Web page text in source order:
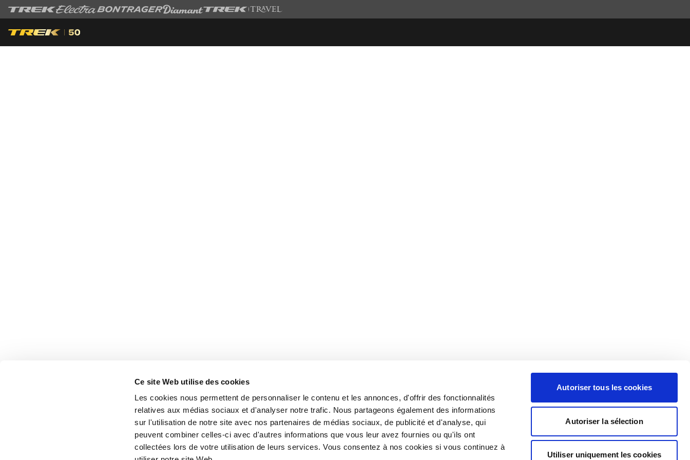
Ce site Web utilise des cookies
Les cookies nous permettent de personnaliser le contenu et les annonces, d'offrir des fonctionnalités
relatives aux médias sociaux et d'analyser notre trafic. Nous partageons également des informations
sur l'utilisation de notre site avec nos partenaires de médias sociaux, de publicité et d'analyse, qui
peuvent combiner celles-ci avec d'autres informations que vous leur avez fournies ou qu'ils ont
collectées lors de votre utilisation de leurs services. Vous consentez à nos cookies si vous continuez à
Autoriser tous les cookies
Autoriser la sélection
Utiliser uniquement les cookies